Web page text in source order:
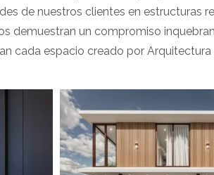
de nuestros clientes en estructuras
demuestran un compromiso
cada espacio creado por Arquitectura
View portfolio: Casa Mirador
Casa Mirador